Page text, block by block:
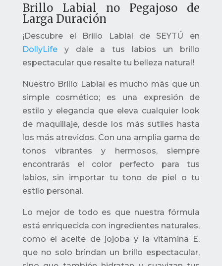
Brillo Labial no Pegajoso de
Larga Duración
¡Descubre el Brillo Labial de SEYTÚ en
DollyLifey dale a tus labios un brillo
espectacular que resalte tu belleza natural!
Nuestro Brillo Labial es mucho más que un
simple cosmético; es una expresión de
estilo y elegancia que eleva cualquier look
de maquillaje, desde los más sutiles hasta
los más atrevidos. Con una amplia gama de
tonos vibrantes y hermosos, siempre
encontrarás el color perfecto para tus
labios, sin importar tu tono de piel o tu
estilo personal.
Lo mejor de todo es que nuestra fórmula
está enriquecida con ingredientes naturales,
como el aceite de jojoba y la vitamina E,
que no solo brindan un brillo espectacular,